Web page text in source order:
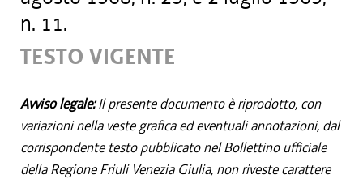
n. 11.
TESTO VIGENTE
Avviso legale:Il presente documento è riprodotto, con
variazioni nella veste grafica ed eventuali annotazioni, dal
corrispondente testo pubblicato nel Bollettino ufficiale
della Regione Friuli Venezia Giulia, non riveste carattere